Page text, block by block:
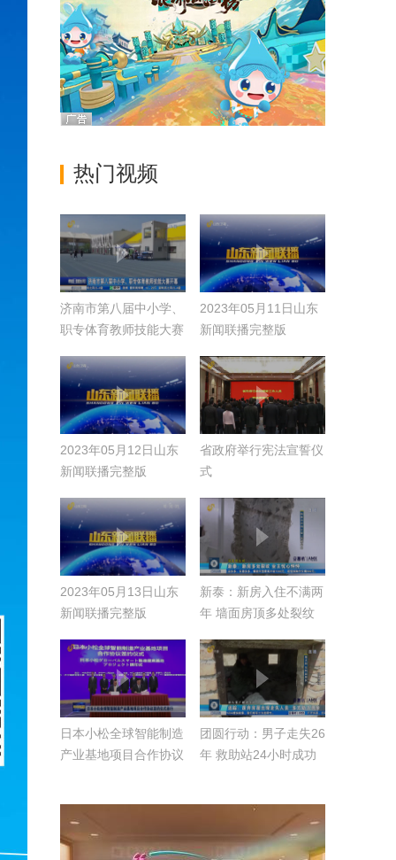
热门视频
济南市第八届中小学、
职专体育教师技能大赛
2023年05月11日山东
新闻联播完整版
2023年05月12日山东
新闻联播完整版
省政府举行宪法宣誓仪
式
2023年05月13日山东
新闻联播完整版
新泰：新房入住不满两
年 墙面房顶多处裂纹
日本小松全球智能制造
产业基地项目合作协议
团圆行动：男子走失26
年 救助站24小时成功